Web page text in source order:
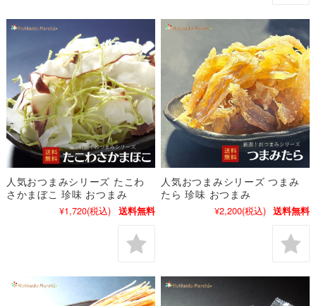
人気おつまみシリーズ たこわ
さかまぼこ 珍味 おつまみ
¥1,720(税込) 送料無料
人気おつまみシリーズ つまみ
たら 珍味 おつまみ
¥2,200(税込) 送料無料